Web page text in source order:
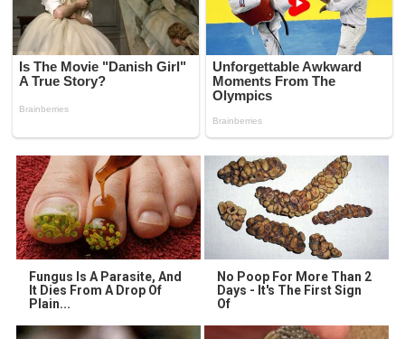
Fungus Is A Parasite, And
It Dies From A Drop Of
Plain...
No Poop For More Than 2
Days - It's The First Sign
Of